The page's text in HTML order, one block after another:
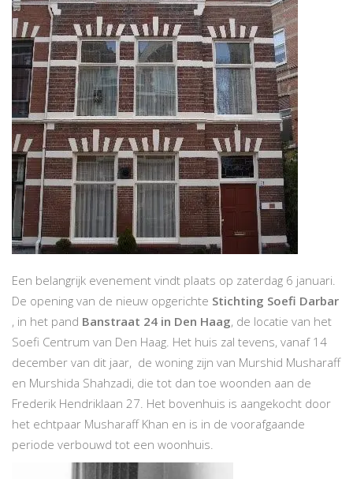
Een belangrijk evenement vindt plaats op zaterdag 6 januari.
De opening van de nieuw opgerichte Stichting Soefi Darbar
, in het pand Banstraat 24 in Den Haag, de locatie van het
Soefi Centrum van Den Haag. Het huis zal tevens, vanaf 14
december van dit jaar, de woning zijn van Murshid Musharaff
en Murshida Shahzadi, die tot dan toe woonden aan de
Frederik Hendriklaan 27. Het bovenhuis is aangekocht door
het echtpaar Musharaff Khan en is in de voorafgaande
periode verbouwd tot een woonhuis.